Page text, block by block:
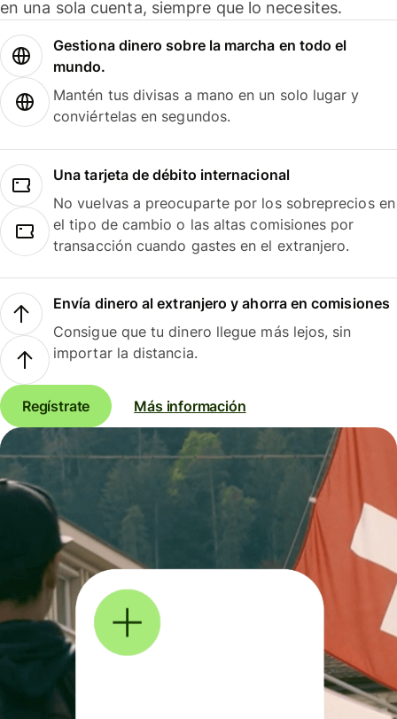
en una sola cuenta, siempre que lo necesites.
Gestiona dinero sobre la marcha en todo el
mundo.
Mantén tus divisas a mano en un solo lugar y
conviértelas en segundos.
Una tarjeta de débito internacional
No vuelvas a preocuparte por los sobreprecios en
el tipo de cambio o las altas comisiones por
transacción cuando gastes en el extranjero.
Envía dinero al extranjero y ahorra en comisiones
Consigue que tu dinero llegue más lejos, sin
importar la distancia.
Regístrate Más información